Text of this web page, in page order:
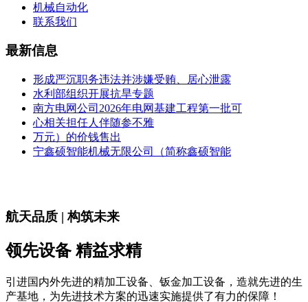
机械自动化
联系我们
最新信息
形成严沉职务违法并涉嫌受贿、居心泄露
水利部组织开展抗旱专题
南方电网公司2026年电网基建工程第一批可
心相关担任人伴随参不雅
万元）的价钱售出
宁鑫硕智能机械无限公司（简称鑫硕智能
航天品质 | 构筑未来
领先设备 精益求精
引进国内外先进的精加工设备、钣金加工设备，造就先进的生
产基地，为先进技术方案的迅速实施提供了有力的保障！